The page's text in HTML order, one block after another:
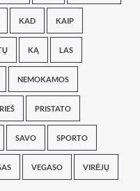
KAD KAIP
KĄ LAS
NEMOKAMOS
PRISTATO
SAVO SPORTO
VEGASO VIRĖJŲ